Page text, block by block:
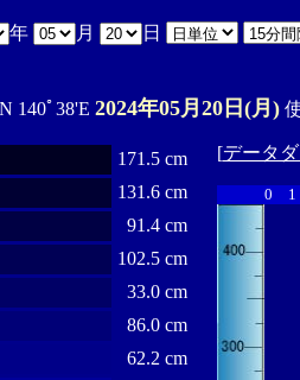
年 月 日
140ﾟ38'E 2024年05月20日(月)
171.5 cm
131.6 cm
91.4 cm
102.5 cm
33.0 cm
86.0 cm
62.2 cm
[データ
0 1